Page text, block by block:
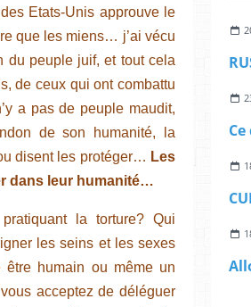
Etats-Unis approuve le
que les miens… j’ai vécu
du peuple juif, et tout cela
de ceux qui ont combattu
a pas de peuple maudit,
de son humanité, la
disent les protéger… Les
dans leur humanité…
la torture? Qui
les seins et les sexes
être humain ou même un
acceptez de déléguer